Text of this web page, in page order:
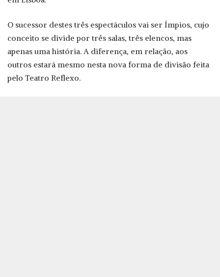
O sucessor destes três espectáculos vai ser Ímpios, cujo
conceito se divide por três salas, três elencos, mas
apenas uma história. A diferença, em relação, aos
outros estará mesmo nesta nova forma de divisão feita
pelo Teatro Reflexo.